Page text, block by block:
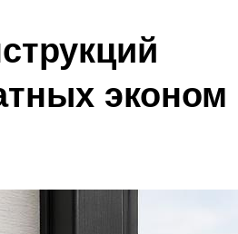
эконом